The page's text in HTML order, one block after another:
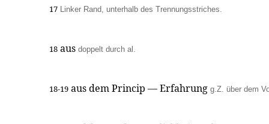
17 Linker Rand, unterhalb des Trennungsstriches.
18 aus doppelt durch al.
18-19 aus dem Princip — Erfahrung g.Z. über dem